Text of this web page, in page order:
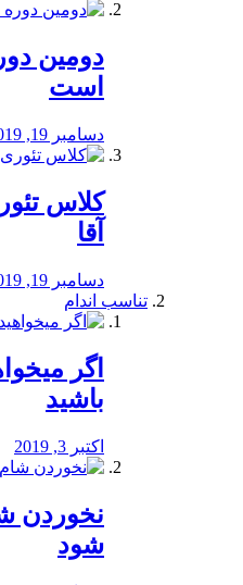
دومین
است
دسامبر 19, 2019
آقا
دسامبر 19, 2019
تناسب اندام
اگر
باشید
اکتبر 3, 2019
نخوردن
‌شود